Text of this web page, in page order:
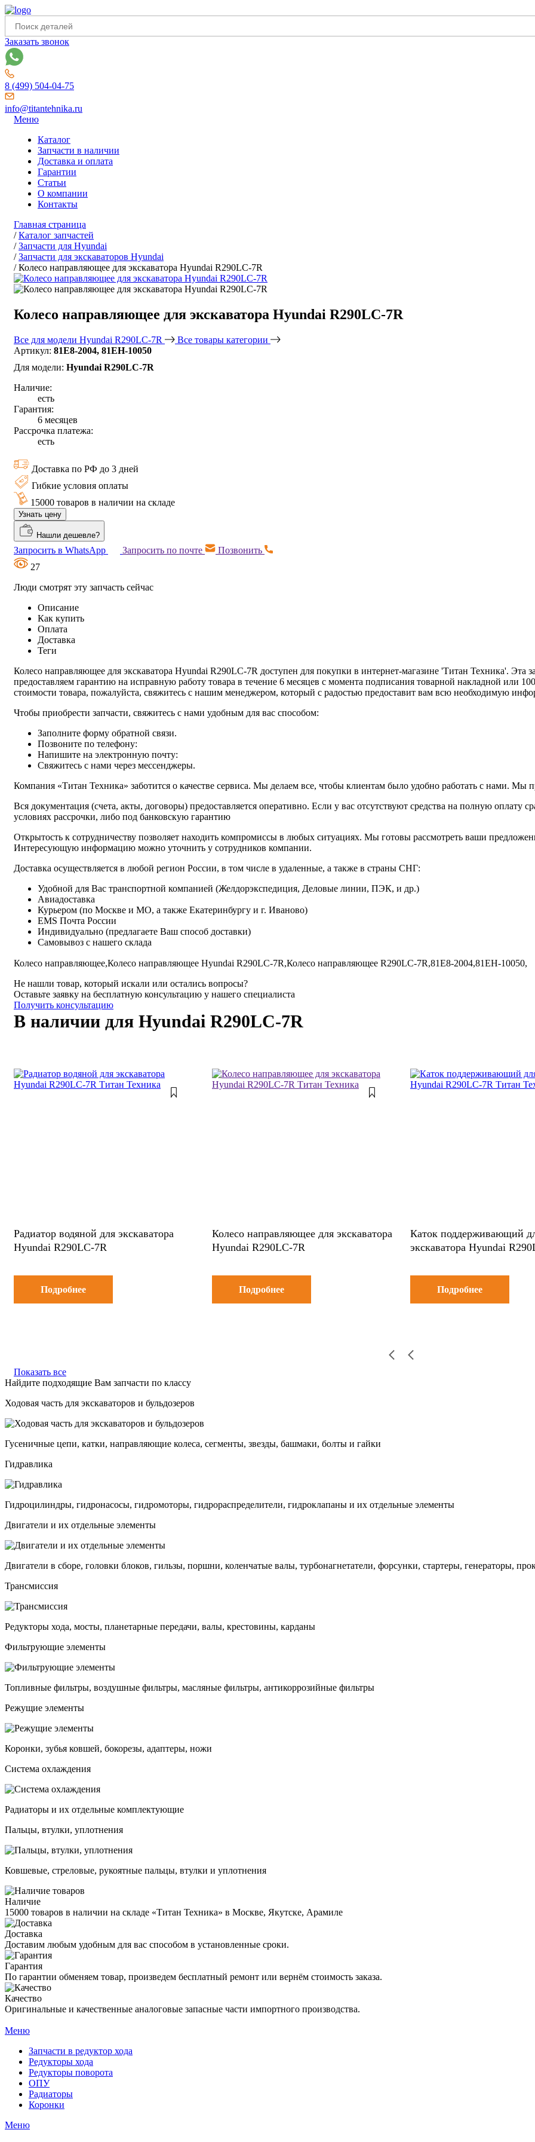
Заказать звонок
8 (499) 504-04-75
info@titantehnika.ru
Меню
Каталог
Запчасти в наличии
Доставка и оплата
Гарантии
Статьи
О компании
Контакты
Главная страница
/Каталог запчастей
/Запчасти для Hyundai
/Запчасти для экскаваторов Hyundai
/Колесо направляющее для экскаватора Hyundai R290LC-7R
Колесо направляющее для экскаватора Hyundai R290LC-7R
Все для модели Hyundai R290LC-7R
Все товары категории
Артикул: 81E8-2004, 81EH-10050
Для модели: Hyundai R290LC-7R
Наличие:
есть
Гарантия:
6 месяцев
Рассрочка платежа:
есть
Доставка по РФ до 3 дней
Гибкие условия оплаты
15000 товаров в наличии на складе
Узнать цену
Нашли дешевле?
Запросить в WhatsApp Запросить по почте
Позвонить
27
Люди смотрят эту запчасть сейчас
Описание
Как купить
Оплата
Доставка
Теги
Колесо направляющее для экскаватора Hyundai R290LC-7R доступен для покупки в интернет-магазине 'Титан Техника'. Эта
предоставляем гарантию на исправную работу товара в течение 6 месяцев с момента подписания товарной накладной или
стоимости товара, пожалуйста, свяжитесь с нашим менеджером, который с радостью предоставит вам всю необходимую
Чтобы приобрести запчасти, свяжитесь с нами удобным для вас способом:
Заполните форму обратной связи.
Позвоните по телефону:
Напишите на электронную почту:
Свяжитесь с нами через мессенджеры.
Компания «Титан Техника» заботится о качестве сервиса. Мы делаем все, чтобы клиентам было удобно работать с нами. Мы
Вся документация (счета, акты, договоры) предоставляется оперативно. Если у вас отсутствуют средства на полную оплату
условиях рассрочки, либо под банковскую гарантию
Открытость к сотрудничеству позволяет находить компромиссы в любых ситуациях. Мы готовы рассмотреть ваши
Интересующую информацию можно уточнить у сотрудников компании.
Доставка осуществляется в любой регион России, в том числе в удаленные, а также в страны СНГ:
Удобной для Вас транспортной компанией (Желдорэкспедиция, Деловые линии, ПЭК, и др.)
Авиадоставка
Курьером (по Москве и МО, а также Екатеринбургу и г. Иваново)
EMS Почта России
Индивидуально (предлагаете Ваш способ доставки)
Самовывоз с нашего склада
Колесо направляющее,Колесо направляющее Hyundai R290LC-7R,Колесо направляющее R290LC-7R,81E8-2004,81EH-10050,
Не нашли товар, который искали или остались вопросы?
Оставьте заявку на бесплатную консультацию у нашего специалиста
Получить консультацию
В наличии для Hyundai R290LC-7R
Радиатор водяной для экскаватора
Hyundai R290LC-7R
Подробнее
Колесо направляющее для экскаватора
Hyundai R290LC-7R
Подробнее
Каток поддерживающий
экскаватора Hyundai
Подробнее
Показать все
Найдите подходящие Вам запчасти по классу
Ходовая часть для экскаваторов и бульдозеров
Гусеничные цепи, катки, направляющие колеса, сегменты, звезды, башмаки, болты и гайки
Гидравлика
Гидроцилиндры, гидронасосы, гидромоторы, гидрораспределители, гидроклапаны и их отдельные элементы
Двигатели и их отдельные элементы
Двигатели в сборе, головки блоков, гильзы, поршни, коленчатые валы, турбонагнетатели, форсунки, стартеры, генераторы,
Трансмиссия
Редукторы хода, мосты, планетарные передачи, валы, крестовины, карданы
Фильтрующие элементы
Топливные фильтры, воздушные фильтры, масляные фильтры, антикоррозийные фильтры
Режущие элементы
Коронки, зубья ковшей, бокорезы, адаптеры, ножи
Система охлаждения
Радиаторы и их отдельные комплектующие
Пальцы, втулки, уплотнения
Ковшевые, стреловые, рукоятные пальцы, втулки и уплотнения
Наличие
15000 товаров в наличии на складе «Титан Техника» в Москве, Якутске, Арамиле
Доставка
Доставим любым удобным для вас способом в установленные сроки.
Гарантия
По гарантии обменяем товар, произведем бесплатный ремонт или вернём стоимость заказа.
Качество
Оригинальные и качественные аналоговые запасные части импортного производства.
Меню
Запчасти в редуктор хода
Редукторы хода
Редукторы поворота
ОПУ
Радиаторы
Коронки
Меню